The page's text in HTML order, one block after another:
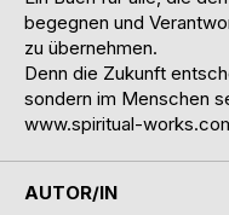
begegnen und
zu übernehmen.
Denn die Zukunft
sondern im Menschen
www.spiritual-
AUTOR/IN